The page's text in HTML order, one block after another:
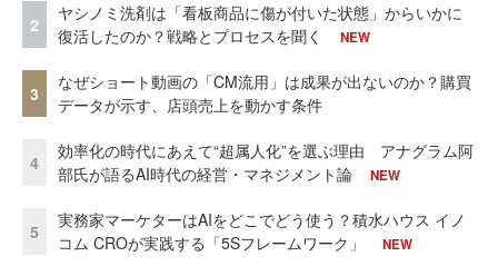
2
ヤシノミ洗剤は「看板商品に傷が付いた状態」からいかに
復活したのか？戦略とプロセスを聞く
NEW
3
なぜショート動画の「CM流用」は成果が出ないのか？購買
データが示す、店頭売上を動かす条件
4
効率化の時代にあえて“超属人化”を選ぶ理由 アナグラム阿
部氏が語るAI時代の経営・マネジメント論
NEW
5
実務家マーケターはAIをどこでどう使う？積水ハウス イノ
コム CROが実践する「5Sフレームワーク」
NEW